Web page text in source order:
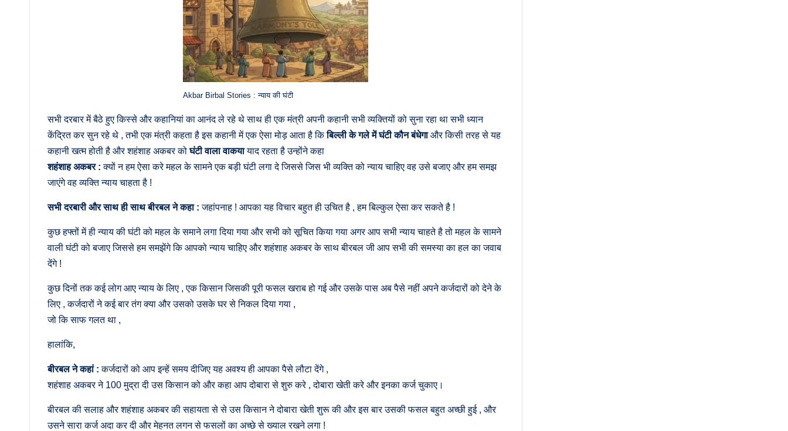
Akbar Birbal Stories : न्याय की घंटी
सभी दरबार में बैठे हुए किस्से और कहानियां का आनंद ले रहे थे साथ ही एक मंत्री अपनी कहानी सभी व्यक्तियों को सुना रहा था सभी ध्यान
केंद्रित कर सुन रहे थे , तभी एक मंत्री कहता है इस कहानी में एक ऐसा मोड़ आता है किबिल्ली के गले में घंटी कौन बंधेगाऔर किसी तरह से यह
कहानी खत्म होती है और शहंशाह अकबर कोघंटी वाला वाकयायाद रहता है उन्होंने कहा
शहंशाह अकबर :क्यों न हम ऐसा करे महल के सामने एक बड़ी घंटी लगा दे जिससे जिस भी व्यक्ति को न्याय चाहिए वह उसे बजाए और हम समझ
जाएंगे वह व्यक्ति न्याय चाहता है !
सभी दरबारी और साथ ही साथ बीरबल ने कहा : जहांपनाह ! आपका यह विचार बहुत ही उचित है , हम बिल्कुल ऐसा कर सकते है !
कुछ हफ्तों में ही न्याय की घंटी को महल के समाने लगा दिया गया और सभी को सूचित किया गया अगर आप सभी न्याय चाहते है तो महल के सामने
वाली घंटी को बजाए जिससे हम समझेंगे कि आपको न्याय चाहिए और शहंशाह अकबर के साथ बीरबल जी आप सभी की समस्या का हल का जवाब
देंगे !
कुछ दिनों तक कई लोग आए न्याय के लिए , एक किसान जिसकी पूरी फसल खराब हो गई और उसके पास अब पैसे नहीं अपने कर्जदारों को देने के
लिए , कर्जदारों ने कई बार तंग क्या और उसको उसके घर से निकल दिया गया ,
जो कि साफ गलत था ,
हालांकि,
बीरबल ने कहां : कर्जदारों को आप इन्हें समय दीजिए यह अवश्य ही आपका पैसे लौटा देंगे ,
शहंशाह अकबर ने 100 मुद्रा दी उस किसान को और कहा आप दोबारा से शुरु करे , दोबारा खेती करे और इनका कर्ज चुकाए।
बीरबल की सलाह और शहंशाह अकबर की सहायता से से उस किसान ने दोबारा खेती शुरू की और इस बार उसकी फसल बहुत अच्छी हुई , और
उसने सारा कर्ज अदा कर दी और मेहनत लगन से फसलों का अच्छे से ख्याल रखने लगा !